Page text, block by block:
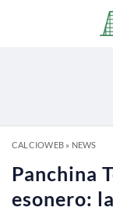
CALCIOWEB» NEWS
Panchina
esonero: